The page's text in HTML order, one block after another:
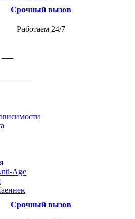
Срочный вызов
Работаем 24/7
Age
Срочный вызов